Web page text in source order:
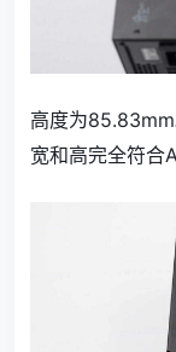
高度为
宽和高完全符合